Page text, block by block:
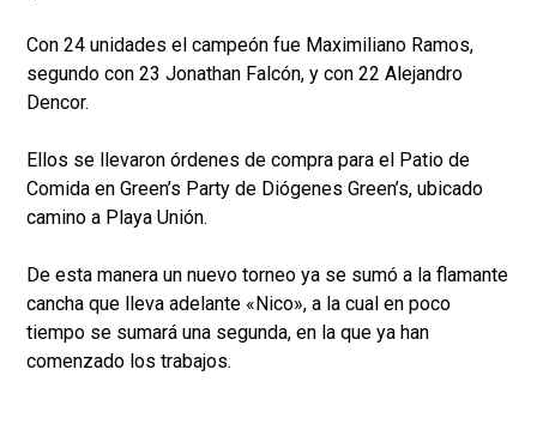
Con 24 unidades el campeón fue Maximiliano Ramos,
segundo con 23 Jonathan Falcón, y con 22 Alejandro
Dencor.
Ellos se llevaron órdenes de compra para el Patio de
Comida en Green’s Party de Diógenes Green’s, ubicado
camino a Playa Unión.
De esta manera un nuevo torneo ya se sumó a la flamante
cancha que lleva adelante «Nico», a la cual en poco
tiempo se sumará una segunda, en la que ya han
comenzado los trabajos.